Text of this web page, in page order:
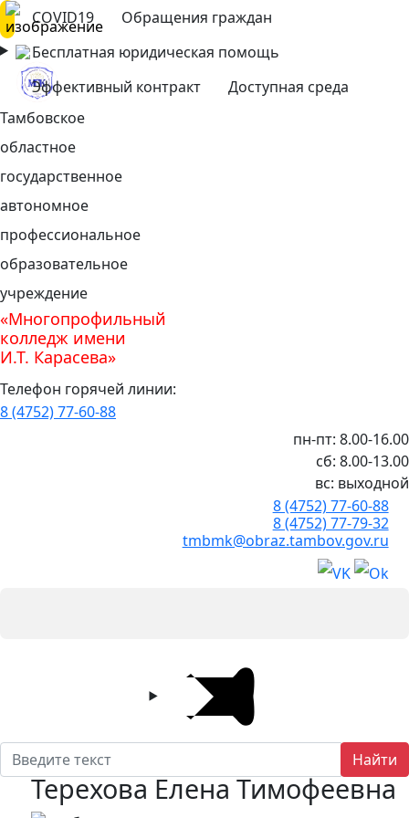
COVID19
Обращения граждан
Бесплатная юридическая помощь
Эффективный контракт
Доступная среда
Тамбовское
областное
государственное
автономное
профессиональное
образовательное
учреждение
«Многопрофильный
колледж имени
И.Т. Карасева»
Телефон горячей линии:
8 (4752) 77-60-88
пн-пт: 8.00-16.00
сб: 8.00-13.00
вс: выходной
8 (4752) 77-60-88
8 (4752) 77-79-32
tmbmk@obraz.tambov.gov.ru
Найти
Терехова Елена Тимофеевна